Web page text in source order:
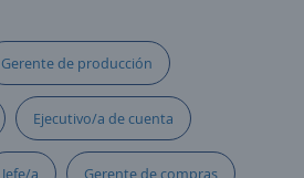
Gerente de producción
Ejecutivo/a de cuenta
Jefe/a Gerente de compras